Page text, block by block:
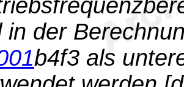
in der
b4f3 als